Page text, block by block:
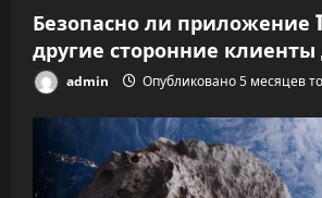
Безопасно ли приложение
другие сторонние клиенты
admin Опубликовано 5 месяцев